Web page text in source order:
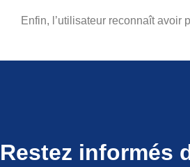
Enfin, l’utilisateur reconnaît avoir
Restez informés